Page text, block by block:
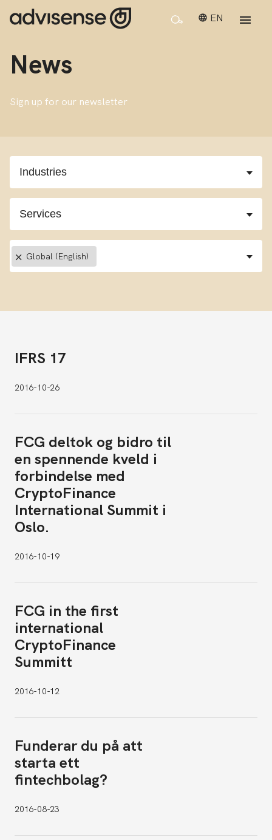
EN
News
Sign up for our newsletter
× Global (English)
IFRS 17
2016-10-26
FCG deltok og bidro til
en spennende kveld i
forbindelse med
CryptoFinance
International Summit i
Oslo.
2016-10-19
FCG in the first
international
CryptoFinance
Summitt
2016-10-12
Funderar du på att
starta ett
fintechbolag?
2016-08-23